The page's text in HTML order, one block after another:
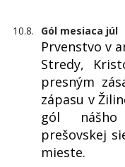
10.8. Gól mesiaca júl
Prvenstvo v
Stredy,
presným
zápasu v
gól
prešovskej
mieste.